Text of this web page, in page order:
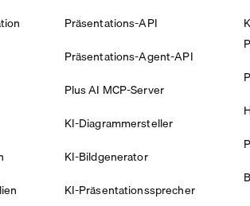
Präsentations-API
Präsentations-Agent-API
Plus AI MCP-Server
KI-Diagrammersteller
KI-Bildgenerator
KI-Präsentationssprecher